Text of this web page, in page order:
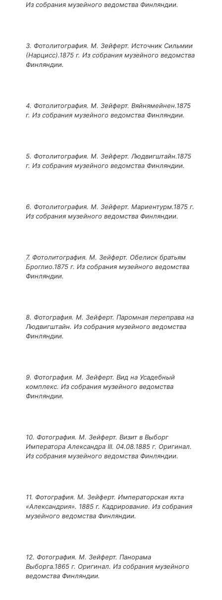
Из собрания музейного ведомства Финляндии.
3. Фотолитография. М. Зейферт. Источник Сильмии
(Нарцисс).1875 г. Из собрания музейного ведомства
Финляндии.
4. Фотолитография. М. Зейферт. Вяйнямейнен.1875
г. Из собрания музейного ведомства Финляндии.
5. Фотолитография. М. Зейферт. Людвигштайн.1875
г. Из собрания музейного ведомства Финляндии.
6. Фотолитография. М. Зейферт. Мариентурм.1875 г.
Из собрания музейного ведомства Финляндии.
7. Фотолитография. М. Зейферт. Обелиск братьям
Броглио.1875 г. Из собрания музейного ведомства
Финляндии.
8. Фотография. М. Зейферт. Паромная переправа на
Людвигштайн. Из собрания музейного ведомства
Финляндии.
9. Фотография. М. Зейферт. Вид на Усадебный
комплекс. Из собрания музейного ведомства
Финляндии.
10. Фотография. М. Зейферт. Визит в Выборг
Императора Александра III. 04.08.1885 г. Оригинал.
Из собрания музейного ведомства Финляндии.
11. Фотография. М. Зейферт. Императорская яхта
«Александрия». 1885 г. Кадрирование. Из собрания
музейного ведомства Финляндии.
12. Фотография. М. Зейферт. Панорама
Выборга.1865 г. Оригинал. Из собрания музейного
ведомства Финляндии.